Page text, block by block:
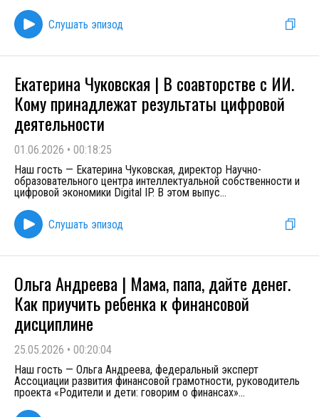
Слушать эпизод
Екатерина Чуковская | В соавторстве с ИИ.
Кому принадлежат результаты цифровой
деятельности
01.06.2026 • 00:18:25
Наш гость — Екатерина Чуковская, директор Научно-
образовательного центра интеллектуальной собственности и
цифровой экономики Digital IP. В этом выпус...
Слушать эпизод
Ольга Андреева | Мама, папа, дайте денег.
Как приучить ребенка к финансовой
дисциплине
25.05.2026 • 00:20:04
Наш гость — Ольга Андреева, федеральный эксперт
Ассоциации развития финансовой грамотности, руководитель
проекта «Родители и дети: говорим о финансах»...